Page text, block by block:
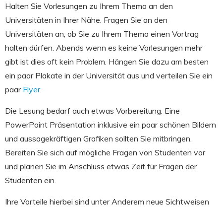
Halten Sie Vorlesungen zu Ihrem Thema an den
Universitäten in Ihrer Nähe. Fragen Sie an den
Universitäten an, ob Sie zu Ihrem Thema einen Vortrag
halten dürfen. Abends wenn es keine Vorlesungen mehr
gibt ist dies oft kein Problem. Hängen Sie dazu am besten
ein paar Plakate in der Universität aus und verteilen Sie ein
paar Flyer.
Die Lesung bedarf auch etwas Vorbereitung. Eine
PowerPoint Präsentation inklusive ein paar schönen Bildern
und aussagekräftigen Grafiken sollten Sie mitbringen.
Bereiten Sie sich auf mögliche Fragen von Studenten vor
und planen Sie im Anschluss etwas Zeit für Fragen der
Studenten ein.
Ihre Vorteile hierbei sind unter Anderem neue Sichtweisen